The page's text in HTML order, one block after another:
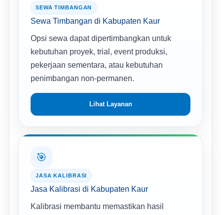
SEWA TIMBANGAN
Sewa Timbangan di Kabupaten Kaur
Opsi sewa dapat dipertimbangkan untuk
kebutuhan proyek, trial, event produksi,
pekerjaan sementara, atau kebutuhan
penimbangan non-permanen.
Lihat Layanan
🎯
JASA KALIBRASI
Jasa Kalibrasi di Kabupaten Kaur
Kalibrasi membantu memastikan hasil